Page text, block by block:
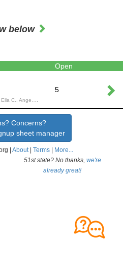
below
Open
B., Michael S., Lukesh R., Mia D., Jordan J., Riley C., Kyla L., Caitlin C., Kobe M., Vanessa S., Emma M., Angelina F., Cristian C., Zio U., Oneida R., Ilithyia C., Willow D., Sahana K., Marisa B., Swana A., Adam P., Mrittika B., Jyles H., Alysa Z., Lexa M., Angela T., Charlotte O., Solyana A., Willa P., Magdalen Y., Remo G., Katie D., Martin C., Molly K., Jared L., Demicah A., Bishop F., Iestyn L., Arrianna Mae A., Soran K., Mya L., Annabelle G., Gabriel R., Amanda L., Francis Miguel B., Cassandra C., Davi R., Francesca L., Athena K., lucas o., Koen P., Eliah L., Ai O., Patrick M., Matthew V., Kaleb A., Millen U.,
5
Concerns?
sheet manager
| About| Terms
More...
51st state? No thanks, we're
already great!